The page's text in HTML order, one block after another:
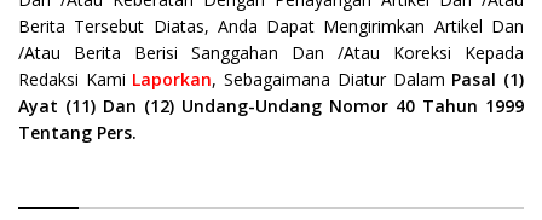
Berita Tersebut Diatas, Anda Dapat Mengirimkan Artikel Dan
/Atau Berita Berisi Sanggahan Dan /Atau Koreksi Kepada
Redaksi Kami Laporkan, Sebagaimana Diatur Dalam Pasal (1)
Ayat (11) Dan (12) Undang-Undang Nomor 40 Tahun 1999
Tentang Pers.